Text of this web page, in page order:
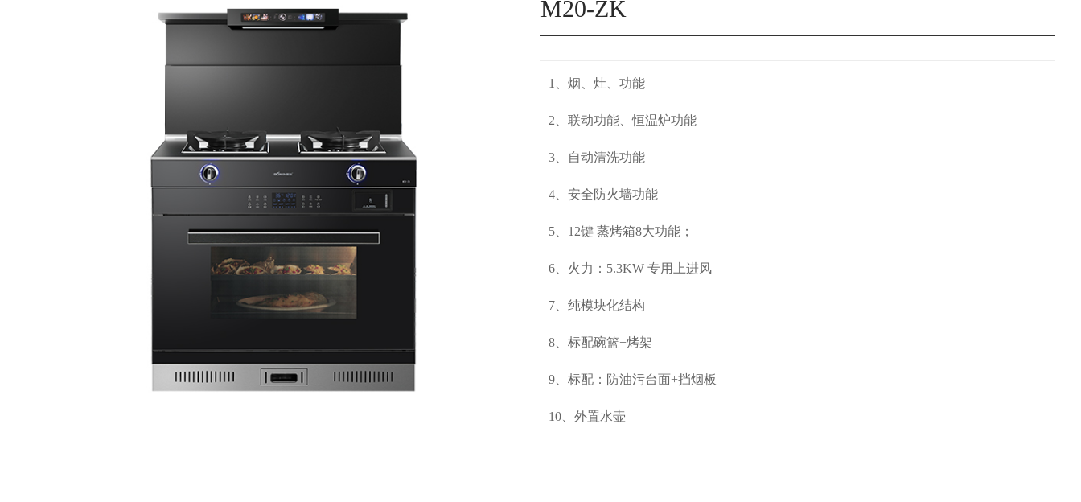
M20-ZK
1、烟、灶、功能
2、联动功能、恒温炉功能
3、自动清洗功能
4、安全防火墙功能
5、12键 蒸烤箱8大功能；
6、火力：5.3KW 专用上进风
7、纯模块化结构
8、标配碗篮+烤架
9、标配：防油污台面+挡烟板
10、外置水壶